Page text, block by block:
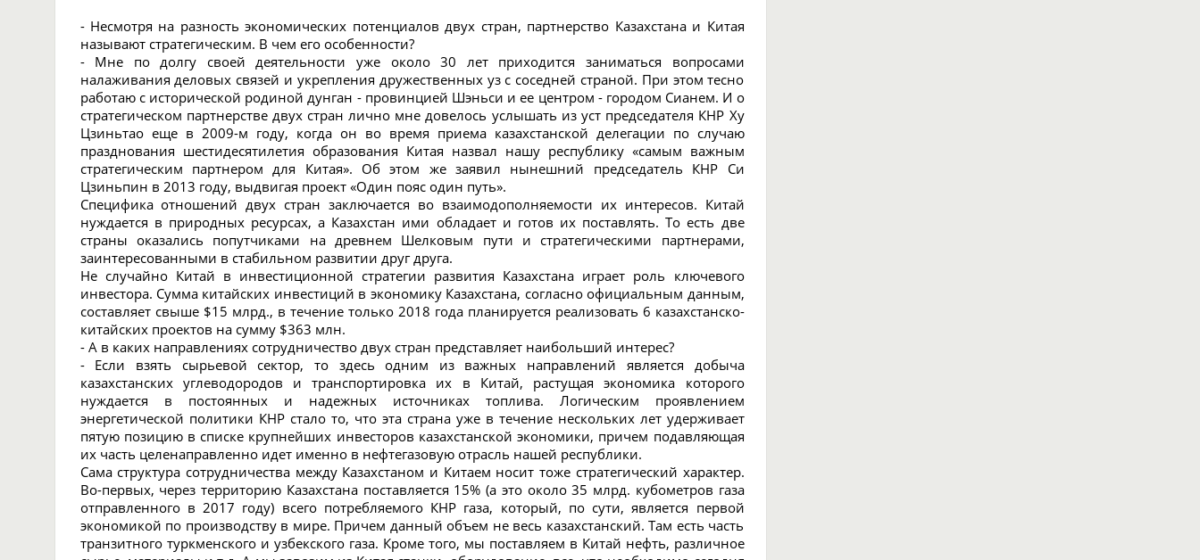
- Несмотря на разность экономических потенциалов двух стран, партнерство Казахстана и Китая
называют стратегическим. В чем его особенности?
- Мне по долгу своей деятельности уже около 30 лет приходится заниматься вопросами
налаживания деловых связей и укрепления дружественных уз с соседней страной. При этом тесно
работаю с исторической родиной дунган - провинцией Шэньси и ее центром - городом Сианем. И о
стратегическом партнерстве двух стран лично мне довелось услышать из уст председателя КНР Ху
Цзиньтао еще в 2009-м году, когда он во время приема казахстанской делегации по случаю
празднования шестидесятилетия образования Китая назвал нашу республику «самым важным
стратегическим партнером для Китая». Об этом же заявил нынешний председатель КНР Си
Цзиньпин в 2013 году, выдвигая проект «Один пояс один путь».
Специфика отношений двух стран заключается во взаимодополняемости их интересов. Китай
нуждается в природных ресурсах, а Казахстан ими обладает и готов их поставлять. То есть две
страны оказались попутчиками на древнем Шелковым пути и стратегическими партнерами,
заинтересованными в стабильном развитии друг друга.
Не случайно Китай в инвестиционной стратегии развития Казахстана играет роль ключевого
инвестора. Сумма китайских инвестиций в экономику Казахстана, согласно официальным данным,
составляет свыше $15 млрд., в течение только 2018 года планируется реализовать 6 казахстанско-
китайских проектов на сумму $363 млн.
- А в каких направлениях сотрудничество двух стран представляет наибольший интерес?
- Если взять сырьевой сектор, то здесь одним из важных направлений является добыча
казахстанских углеводородов и транспортировка их в Китай, растущая экономика которого
нуждается в постоянных и надежных источниках топлива. Логическим проявлением
энергетической политики КНР стало то, что эта страна уже в течение нескольких лет удерживает
пятую позицию в списке крупнейших инвесторов казахстанской экономики, причем подавляющая
их часть целенаправленно идет именно в нефтегазовую отрасль нашей республики.
Сама структура сотрудничества между Казахстаном и Китаем носит тоже стратегический характер.
Во-первых, через территорию Казахстана поставляется 15% (а это около 35 млрд. кубометров газа
отправленного в 2017 году) всего потребляемого КНР газа, который, по сути, является первой
экономикой по производству в мире. Причем данный объем не весь казахстанский. Там есть часть
транзитного туркменского и узбекского газа. Кроме того, мы поставляем в Китай нефть, различное